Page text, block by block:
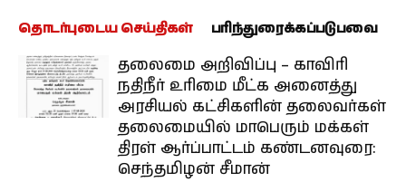
தொடர்புடைய செய்திகள் பரிந்துரைக்கப்படுபவை
தலைமை அறிவிப்பு – காவிரி
நதிநீர் உரிமை மீட்க அனைத்து
அரசியல் கட்சிகளின் தலைவர்கள்
தலைமையில் மாபெரும் மக்கள்
திரள் ஆர்ப்பாட்டம் கண்டனவுரை:
செந்தமிழன் சீமான்